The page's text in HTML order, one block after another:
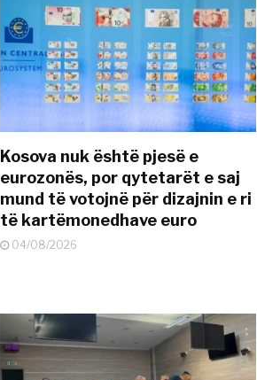
Kosova nuk është pjesë e
eurozonës, por qytetarët e saj
mund të votojnë për dizajnin e ri
të kartëmonedhave euro
04/08/2026